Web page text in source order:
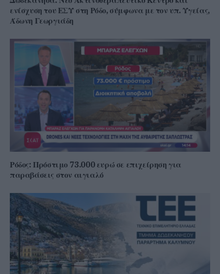
ενίσχυση του ΕΣΥ στη Ρόδο, σύμφωνα με τον υπ. Υγείας,
Άδωνη Γεωργιάδη
Ρόδος: Πρόστιμο 73.000 ευρώ σε επιχείρηση για
παραβάσεις στον αιγιαλό